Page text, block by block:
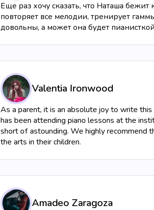
Еще раз хочу сказать, что Наташа
повторяет все мелодии, тренирует
довольны, а может она будет
Valentia Ironwood
As a parent, it is an absolute joy to write
has been attending piano lessons at the
short of astounding. We highly recommend
the arts in their children.
Amadeo Zaragoza